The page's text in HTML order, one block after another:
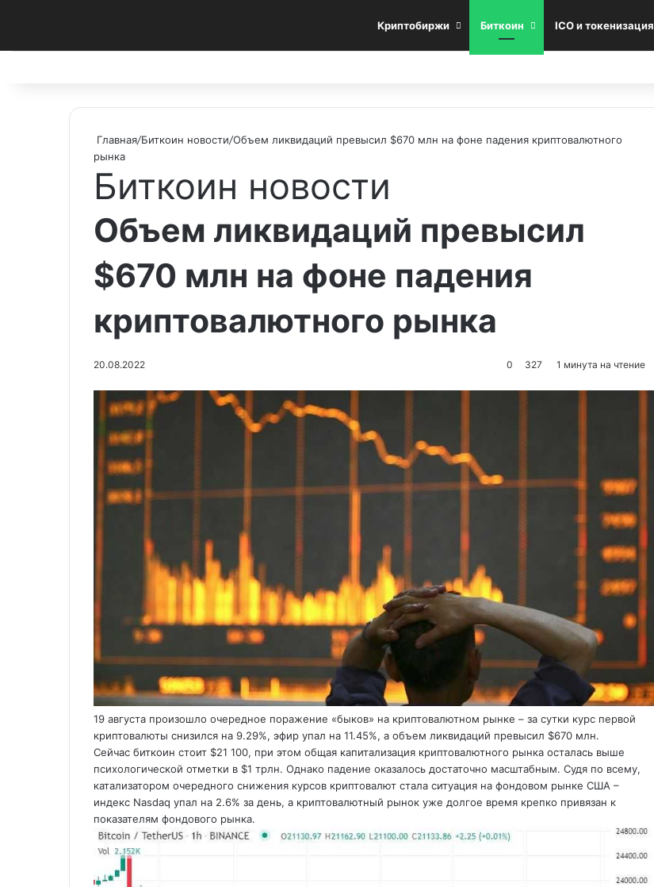
Криптобиржи Биткоин ICO и токенизация
Главная/Биткоин новости/Объем ликвидаций превысил $670 млн на фоне падения криптовалютного
рынка
Биткоин новости
Объем ликвидаций превысил
$670 млн на фоне падения
криптовалютного рынка
20.08.2022 0 327 1 минута на чтение
19 августа произошло очередное поражение «быков» на криптовалютном рынке – за сутки курс первой
криптовалюты снизился на 9.29%, эфир упал на 11.45%, а объем ликвидаций превысил $670 млн.
Сейчас биткоин стоит $21 100, при этом общая капитализация криптовалютного рынка осталась выше
психологической отметки в $1 трлн. Однако падение оказалось достаточно масштабным. Судя по всему,
катализатором очередного снижения курсов криптовалют стала ситуация на фондовом рынке США –
индекс Nasdaq упал на 2.6% за день, а криптовалютный рынок уже долгое время крепко привязан к
показателям фондового рынка.